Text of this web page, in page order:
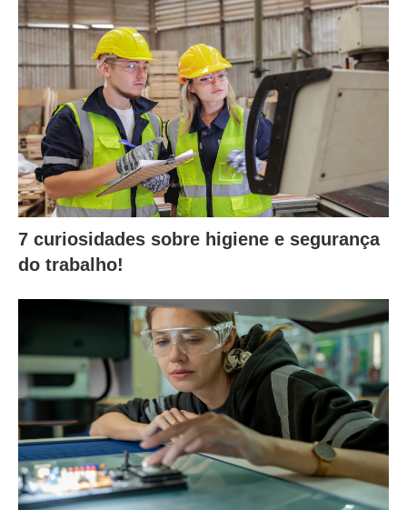
7 curiosidades sobre higiene e segurança
do trabalho!